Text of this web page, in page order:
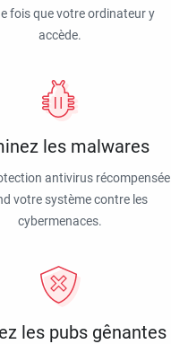
fois que votre ordinateur y
accède.
les malwares
antivirus récompensée
votre système contre les
cybermenaces.
les pubs gênantes